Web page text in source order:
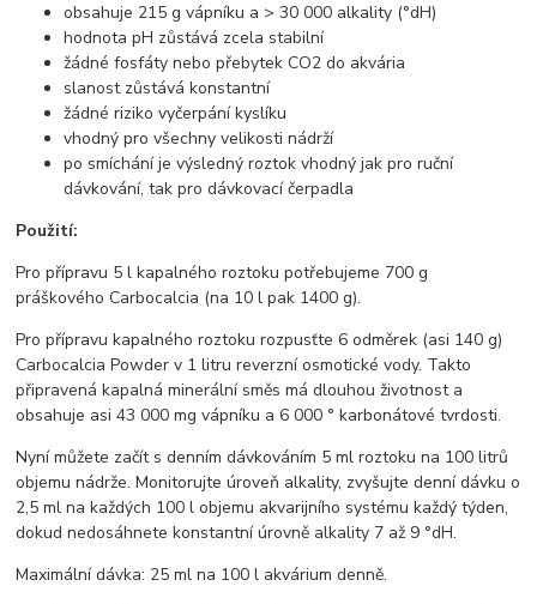
obsahuje 215 g vápníku a > 30 000 alkality (°dH)
hodnota pH zůstává zcela stabilní
žádné fosfáty nebo přebytek CO2 do akvária
slanost zůstává konstantní
žádné riziko vyčerpání kyslíku
vhodný pro všechny velikosti nádrží
po smíchání je výsledný roztok vhodný jak pro ruční
dávkování, tak pro dávkovací čerpadla
Použití:
Pro přípravu 5 l kapalného roztoku potřebujeme 700 g
práškového Carbocalcia (na 10 l pak 1400 g).
Pro přípravu kapalného roztoku rozpusťte 6 odměrek (asi 140 g)
Carbocalcia Powder v 1 litru reverzní osmotické vody. Takto
připravená kapalná minerální směs má dlouhou životnost a
obsahuje asi 43 000 mg vápníku a 6 000 ° karbonátové tvrdosti.
Nyní můžete začít s denním dávkováním 5 ml roztoku na 100 litrů
objemu nádrže. Monitorujte úroveň alkality, zvyšujte denní dávku o
2,5 ml na každých 100 l objemu akvarijního systému každý týden,
dokud nedosáhnete konstantní úrovně alkality 7 až 9 °dH.
Maximální dávka: 25 ml na 100 l akvárium denně.